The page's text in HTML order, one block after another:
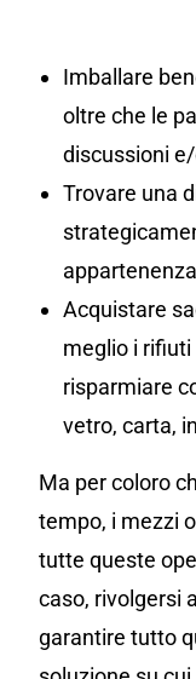
Imballare
oltre che le
discussioni
Trovare una
Acquistare
meglio i rifiuti
risparmiare
vetro, carta,
Ma per coloro
tempo, i mezzi
tutte queste
caso, rivolgersi
garantire tutto